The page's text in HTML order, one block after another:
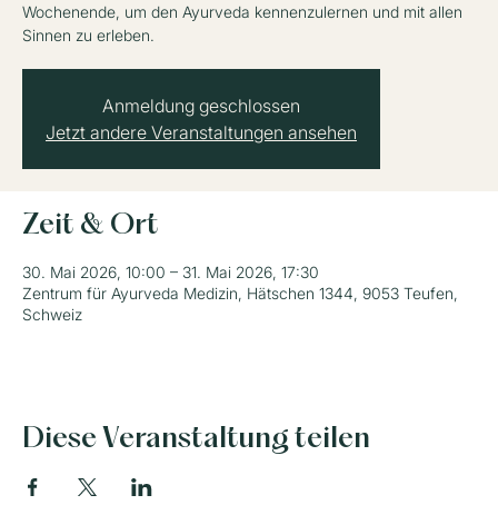
Wochenende, um den Ayurveda kennenzulernen und mit allen
Sinnen zu erleben.
Anmeldung geschlossen
Jetzt andere Veranstaltungen ansehen
Zeit & Ort
30. Mai 2026, 10:00 – 31. Mai 2026, 17:30
Zentrum für Ayurveda Medizin, Hätschen 1344, 9053 Teufen,
Schweiz
Diese Veranstaltung teilen